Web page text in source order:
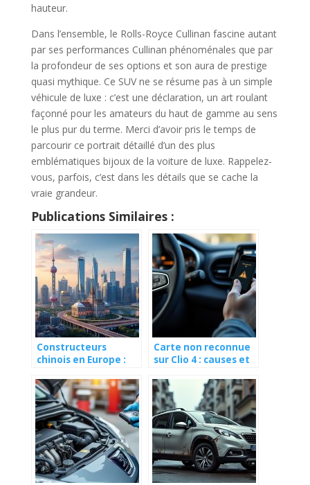
hauteur.
Dans l’ensemble, le Rolls-Royce Cullinan fascine autant
par ses performances Cullinan phénoménales que par
la profondeur de ses options et son aura de prestige
quasi mythique. Ce SUV ne se résume pas à un simple
véhicule de luxe : c’est une déclaration, un art roulant
façonné pour les amateurs du haut de gamme au sens
le plus pur du terme. Merci d’avoir pris le temps de
parcourir ce portrait détaillé d’un des plus
emblématiques bijoux de la voiture de luxe. Rappelez-
vous, parfois, c’est dans les détails que se cache la
vraie grandeur.
Publications Similaires :
Constructeurs
chinois en Europe :
opportunité pour le
marché auto ?
Carte non reconnue
sur Clio 4 : causes et